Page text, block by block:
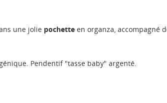
une jolie pochette en organza, accompagné
Pendentif "tasse baby" argenté.